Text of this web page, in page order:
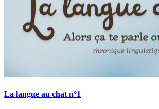
La langue au chat n°1